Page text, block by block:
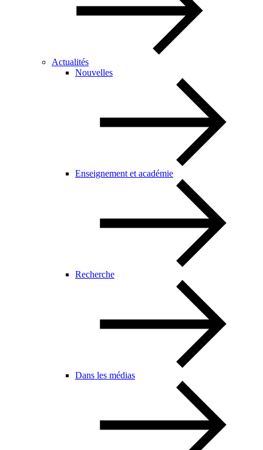
Actualités
Nouvelles
Enseignement et académie
Recherche
Dans les médias